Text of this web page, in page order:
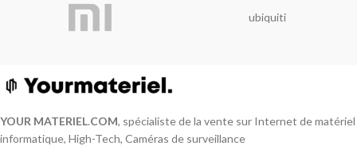
ubiquiti
YOUR MATERIEL.COM, spécialiste de la vente sur Internet de matériel
informatique, High-Tech, Caméras de surveillance